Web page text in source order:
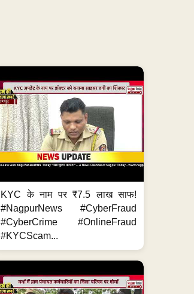
KYC के नाम पर ₹7.5 लाख साफ!
#NagpurNews #CyberFraud
#CyberCrime #OnlineFraud
#KYCScam...